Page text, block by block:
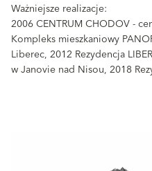
Ważniejsze realizacje:
2006 CENTRUM CHODOV -
Kompleks mieszkaniowy
Liberec, 2012 Rezydencja
w Janovie nad Nisou, 2018